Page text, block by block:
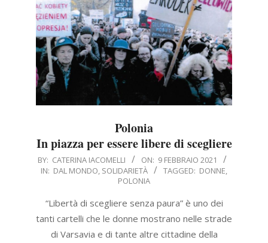
Polonia
In piazza per essere libere di scegliere
2021-
02-
BY: CATERINA IACOMELLI ON: 9 FEBBRAIO 2021
IN: DAL MONDO, SOLIDARIETÀ TAGGED: DONNE,
POLONIA
“Libertà di scegliere senza paura” è uno dei
tanti cartelli che le donne mostrano nelle strade
di Varsavia e di tante altre cittadine della